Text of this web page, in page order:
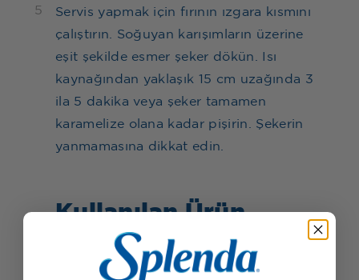
5
Servis yapmak için fırının ızgara kısmını
çalıştırın. Soğuyan karışımların üzerine
eşit şekilde esmer şeker dökün. Isı
kaynağından yaklaşık 15 cm uzağında 3
ila 5 dakika veya şeker tamamen
karamelize olana kadar pişirin. Şekerin
yanmamasına dikkat edin.
Kullanılan Ürün